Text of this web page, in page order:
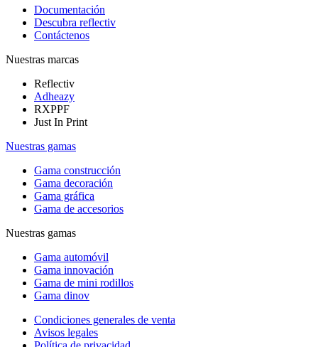
Documentación
Descubra reflectiv
Contáctenos
Nuestras marcas
Reflectiv
Adheazy
RXPPF
Just In Print
Nuestras gamas
Gama construcción
Gama decoración
Gama gráfica
Gama de accesorios
Nuestras gamas
Gama automóvil
Gama innovación
Gama de mini rodillos
Gama dinov
Condiciones generales de venta
Avisos legales